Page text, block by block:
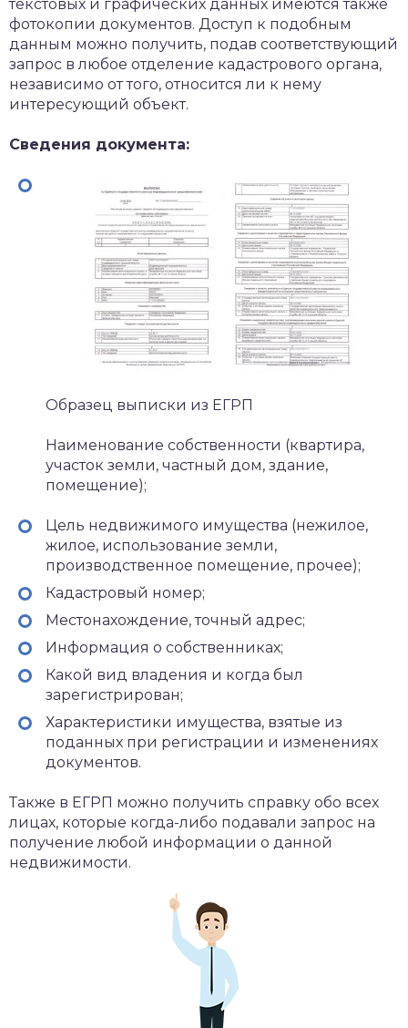
текстовых и графических данных имеются также
фотокопии документов. Доступ к подобным
данным можно получить, подав соответствующий
запрос в любое отделение кадастрового органа,
независимо от того, относится ли к нему
интересующий объект.
Сведения документа:
Образец выписки из ЕГРП
Наименование собственности (квартира,
участок земли, частный дом, здание,
помещение);
Цель недвижимого имущества (нежилое,
жилое, использование земли,
производственное помещение, прочее);
Кадастровый номер;
Местонахождение, точный адрес;
Информация о собственниках;
Какой вид владения и когда был
зарегистрирован;
Характеристики имущества, взятые из
поданных при регистрации и изменениях
документов.
Также в ЕГРП можно получить справку обо всех
лицах, которые когда-либо подавали запрос на
получение любой информации о данной
недвижимости.